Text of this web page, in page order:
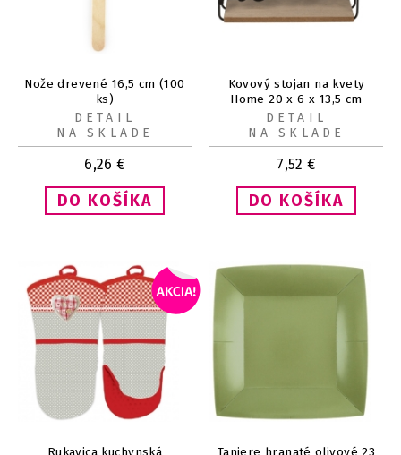
Nože drevené 16,5 cm (100
ks)
6,26 €
DETAIL
NA SKLADE
Kovový stojan na kvety
Home 20 x 6 x 13,5 cm
7,52 €
DETAIL
NA SKLADE